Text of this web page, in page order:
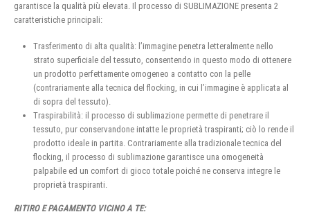
garantisce la qualità più elevata. Il processo di SUBLIMAZIONE presenta 2
caratteristiche principali:
Trasferimento di alta qualità: l’immagine penetra letteralmente nello
strato superficiale del tessuto, consentendo in questo modo di ottenere
un prodotto perfettamente omogeneo a contatto con la pelle
(contrariamente alla tecnica del flocking, in cui l’immagine è applicata al
di sopra del tessuto).
Traspirabilità: il processo di sublimazione permette di penetrare il
tessuto, pur conservandone intatte le proprietà traspiranti; ciò lo rende il
prodotto ideale in partita. Contrariamente alla tradizionale tecnica del
flocking, il processo di sublimazione garantisce una omogeneità
palpabile ed un comfort di gioco totale poiché ne conserva integre le
proprietà traspiranti.
RITIRO E PAGAMENTO VICINO A TE: